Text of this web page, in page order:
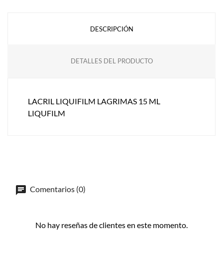
DESCRIPCIÓN
DETALLES DEL PRODUCTO
LACRIL LIQUIFILM LAGRIMAS 15 ML
LIQUFILM
Comentarios (0)
No hay reseñas de clientes en este momento.